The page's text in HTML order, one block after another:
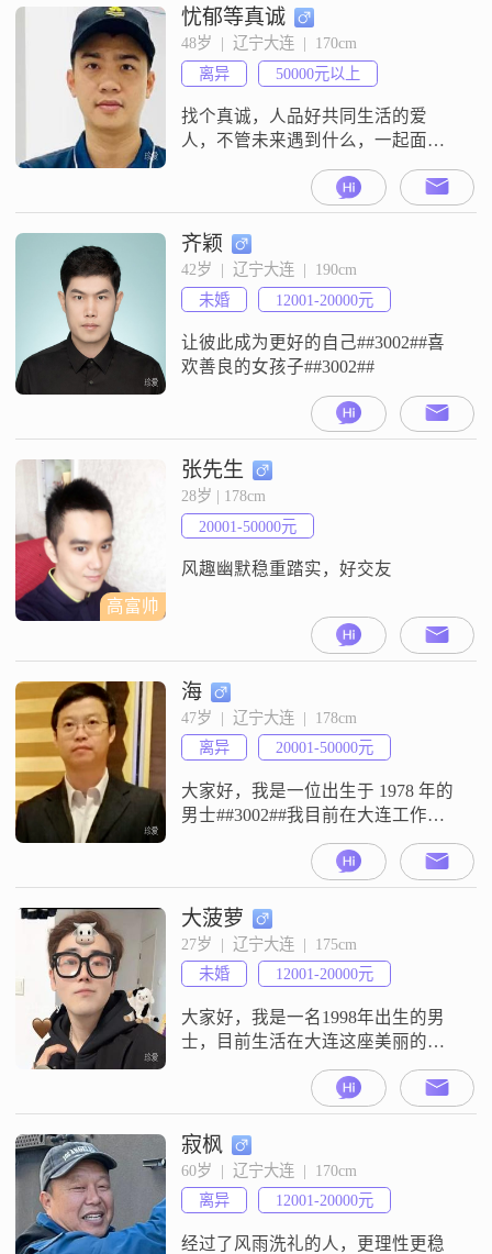
我始终认为，责任感是男人的基
石，所以我一直以真诚可靠的态度
对待生活中的每一个人和每一件
事。我非常喜欢规划未来，这让我
在生活中总能保持清晰的方向。宠
物陪
忧郁等真诚
48岁  |  辽宁大连  |  170cm
离异
50000元以上
找个真诚，人品好共同生活的爱
人，不管未来遇到什么，一起面对
重可靠，做事情向来都是深思熟
虑，给人一种很靠谱的感觉
##3002##我有很强的责任感，无论
是对工作还是对家庭，都会全力以
赴##3002##而且我很乐观积极，面
对困难和挫折总能保持良好的心态
去应对##3002##我也是个随和易
齐颖
42岁  |  辽宁大连  |  190cm
未婚
12001-20000元
让彼此成为更好的自己##3002##喜
欢善良的女孩子##3002##
高富帅
张先生
28岁 | 178cm
20001-50000元
风趣幽默稳重踏实，好交友
海
47岁  |  辽宁大连  |  178cm
离异
20001-50000元
大家好，我是一位出生于 1978 年的
男士##3002##我目前在大连工作，
身高 178 厘米##3002##我的学历是
大学本科，在工作中我一直保持着
认真努力的态度，月收入大概在
8001 - 12000 元##3002##我觉得自己
是个挺不错的人，性格稳重可靠，
做事情很有责任感##3002##无论面
对什么样的情况，我
大菠萝
27岁  |  辽宁大连  |  175cm
未婚
12001-20000元
大家好，我是一名1998年出生的男
士，目前生活在大连这座美丽的海
滨城市##3002##我拥有大学本科学
历，在工作中努力进取，现在的月
收入在12001到20000元之间
##3002##我性格稳重可靠，责任感
强，对待生活和感情都非常认真
##3002##我总是保持乐观积极的态
度，即使面对困难也不轻易放弃
##3002##与人相
寂枫
60岁  |  辽宁大连  |  170cm
离异
12001-20000元
经过了风雨洗礼的人，更理性更稳